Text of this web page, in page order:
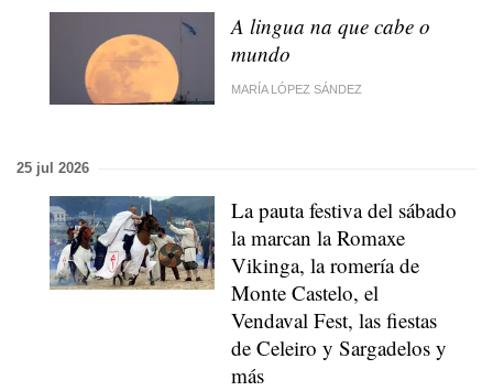
A lingua na que cabe o
mundo
MARÍA LÓPEZ SÁNDEZ
25 jul 2026
La pauta festiva del sábado
la marcan la Romaxe
Vikinga, la romería de
Monte Castelo, el
Vendaval Fest, las fiestas
de Celeiro y Sargadelos y
más